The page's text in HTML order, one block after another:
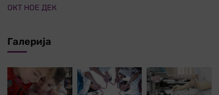
ОКТ НОЕ ДЕК
Галерија